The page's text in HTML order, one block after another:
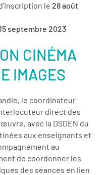
le 28 août
septembre 2023
CINÉMA
IMAGES
le coordinateur
direct des
avec la DSDEN du
aux enseignants et
au
de coordonner les
des séances en lien